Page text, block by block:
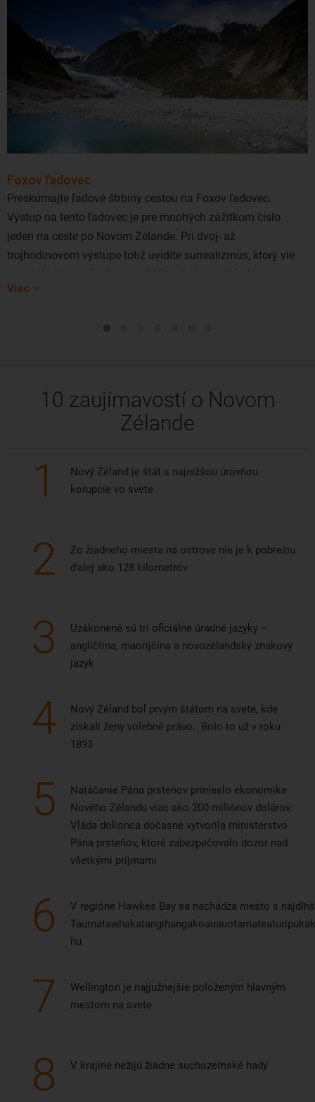
Foxov ľadovec
Preskúmajte ľadové štrbiny cestou na Foxov ľadovec.
Výstup na tento ľadovec je pre mnohých zážitkom číslo
jeden na ceste po Novom Zélande. Pri dvoj- až
trojhodinovom výstupe totiž uvidíte surrealizmus, ktorý vie
vytvoriť jedine príroda: prazvláštne ľadovcové brány,
vodopády, gejzíry
Viac
10 zaujímavostí o Novom
Zélande
1
Nový Zéland je štát s najnižšou úrovňou
korupcie vo svete
2
Zo žiadneho miesta na ostrove nie je k pobrežiu
ďalej ako 128 kilometrov
3
Uzákonené sú tri oficiálne úradné jazyky –
angličtina, maorijčina a novozélandský znakový
jazyk
4
Nový Zéland bol prvým štátom na svete, kde
získali ženy volebné právo. Bolo to už v roku
1893
5
Natáčanie Pána prsteňov prinieslo ekonomike
Nového Zélandu viac ako 200 miliónov dolárov.
Vláda dokonca dočasne vytvorila ministerstvo
Pána prsteňov, ktoré zabezpečovalo dozor nad
všetkými príjmami
6
V regióne Hawkes Bay sa nachádza mesto s
hu
7
Wellington je najjužnejšie položeným hlavným
mestom na svete
8 V krajine nežijú žiadne suchozemské hady